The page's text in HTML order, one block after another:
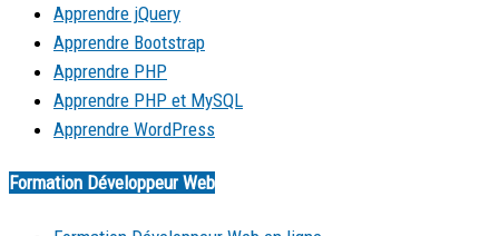
Apprendre jQuery
Apprendre Bootstrap
Apprendre PHP
Apprendre PHP et MySQL
Apprendre WordPress
Formation Développeur Web